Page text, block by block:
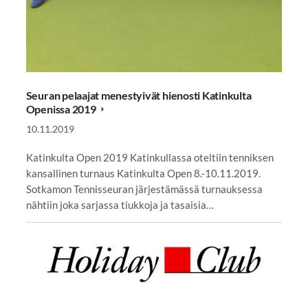
Seuran pelaajat menestyivät hienosti Katinkulta
Openissa 2019
10.11.2019
Katinkulta Open 2019 Katinkullassa oteltiin tenniksen
kansallinen turnaus Katinkulta Open 8.-10.11.2019.
Sotkamon Tennisseuran järjestämässä turnauksessa
nähtiin joka sarjassa tiukkoja ja tasaisia…